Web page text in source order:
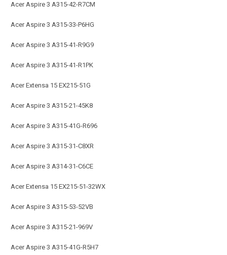
Acer Aspire 3 A315-42-R7CM
Acer Aspire 3 A315-33-P6HG
Acer Aspire 3 A315-41-R9G9
Acer Aspire 3 A315-41-R1PK
Acer Extensa 15 EX215-51G
Acer Aspire 3 A315-21-45K8
Acer Aspire 3 A315-41G-R696
Acer Aspire 3 A315-31-C8XR
Acer Aspire 3 A314-31-C6CE
Acer Extensa 15 EX215-51-32WX
Acer Aspire 3 A315-53-52VB
Acer Aspire 3 A315-21-969V
Acer Aspire 3 A315-41G-R5H7